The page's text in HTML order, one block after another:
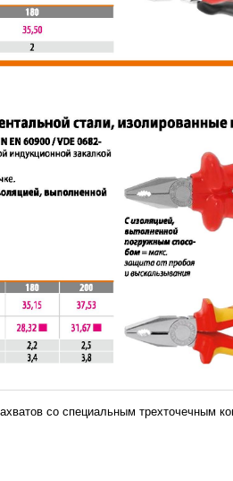
со специальным трехточечным